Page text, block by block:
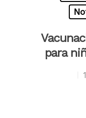
para